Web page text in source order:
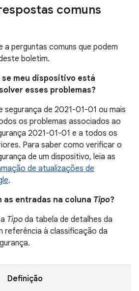
comuns
a perguntas comuns que podem
boletim.
se meu dispositivo está
esses problemas?
segurança de 2021-01-01 ou mais
os problemas associados ao
2021-01-01 e a todos os
Para saber como verificar o
de um dispositivo, leia as
de atualizações de
.
as entradas na coluna Tipo?
Tipo da tabela de detalhes da
referência à classificação da
Definição